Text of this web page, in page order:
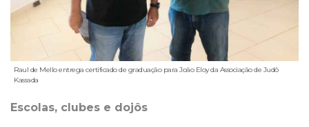
Raul de Mello entrega certificado de graduação para João Eloy da Associação de Judô
Kassada
Escolas, clubes e dojôs